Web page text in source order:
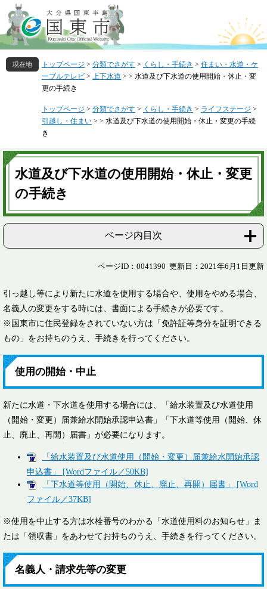
ー
ジ
の
先
頭
ニ
ュ
ー
を
飛
トップページ > 分類でさがす > くらし・手続き > 住まい・水道・ケ
ーブルテレビ > 上下水道 > > 水道及び下水道の使用開始・休止・変
更の手続き
トップページ > 分類でさがす > くらし・手続き > ライフステージ >
引越し・住まい > > 水道及び下水道の使用開始・休止・変更の手続
き
本
文
水道及び下水道の使用開始・休止・変更
の手続き
ページ内目次
ページID：0041390 更新日：2021年6月1日更新
引っ越し等により新たに水道を使用する場合や、使用をやめる場合、
名義人の変更をする時には、書面による手続きが必要です。
※国東市に住民登録をされていない方は「免許証等身分を証明できる
もの」をお持ちのうえ、手続きを行ってください。
使用の開始・中止
新たに水道・下水道を使用する場合には、「給水装置及び水道使用
（開始・変更）届兼給水開始承認申込書」「下水道等使用（開始、休
止、廃止、再開）届書」が必要になります。
「給水装置及び水道使用（開始・変更）届兼給水開始承認
申込書」 [Wordファイル／50KB]
「下水道等使用（開始、休止、廃止、再開）届書」 [Word
ファイル／37KB]
※使用を中止する方は水栓番号のわかる「水道使用料のお知らせ」ま
たは「領収書」をあわせてお持ちのうえ、手続きを行ってください。
名義人・請求先等の変更